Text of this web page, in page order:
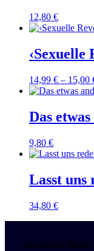
12,80 €
‹Sexuelle
14,99 € – 15,00
Das
9,80 €
Lasst uns
34,80 €
Newsletter